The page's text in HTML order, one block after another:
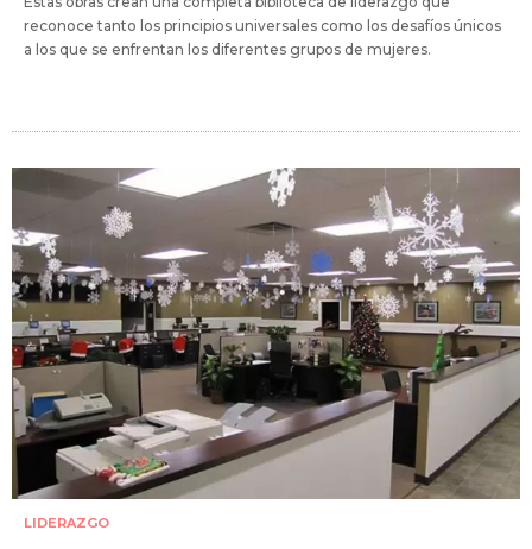
reconoce tanto los principios universales como los desafíos únicos
a los que se enfrentan los diferentes grupos de mujeres.
LIDERAZGO